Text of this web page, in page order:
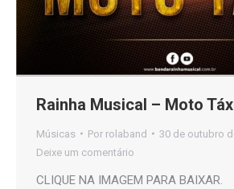
Rainha Musical – Moto
Músicas Por rolaband
30 de outubro
Deixe um comentário
CLIQUE NA IMAGEM PARA BAIXAR.